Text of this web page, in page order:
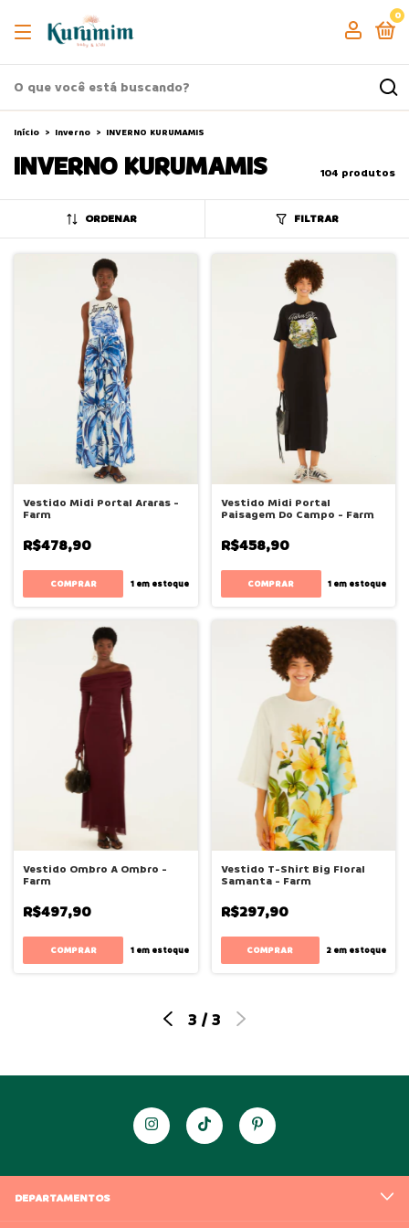
0
Início > Inverno > INVERNO KURUMAMIS
INVERNO KURUMAMIS 104 produtos
ORDENAR FILTRAR
Vestido Midi Portal Araras -
Farm
R$478,90
COMPRAR 1em estoque
Vestido Midi Portal
Paisagem Do Campo - Farm
R$458,90
COMPRAR 1 em estoque
Vestido Ombro A Ombro -
Farm
R$497,90
COMPRAR 1em estoque
Vestido T-Shirt Big Floral
Samanta - Farm
R$297,90
COMPRAR 2 em estoque
3 / 3
DEPARTAMENTOS